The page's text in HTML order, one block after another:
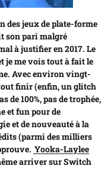
des jeux de plate-forme
son pari malgré
à justifier en 2017. Le
je me vois tout à fait le
Avec environ vingt-
finir (enfin, un glitch
de 100%, pas de trophée,
et fun pour de
et de nouveauté à la
(parmi des milliers
Yooka-Laylee
arriver sur Switch